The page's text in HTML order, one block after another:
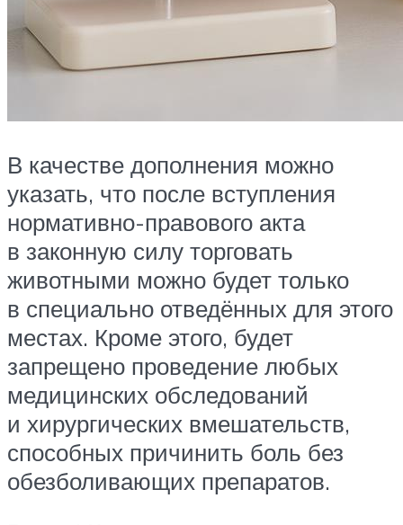
В качестве дополнения можно
указать, что после вступления
нормативно-правового акта
в законную силу торговать
животными можно будет только
в специально отведённых для этого
местах. Кроме этого, будет
запрещено проведение любых
медицинских обследований
и хирургических вмешательств,
способных причинить боль без
обезболивающих препаратов.